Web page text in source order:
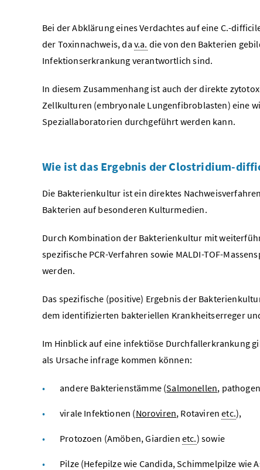
Bei der Abklärung eines Verdachtes auf eine C.-
der Toxinnachweis, da v.a. die von den Bakterien
Infektionserkrankung verantwortlich sind.
In diesem Zusammenhang ist auch der direkte
Zellkulturen (embryonale Lungenfibroblasten) eine
Speziallaboratorien durchgeführt werden kann.
Wie ist das Ergebnis der Clostridium-
Die Bakterienkultur ist ein direktes
Bakterien auf besonderen Kulturmedien.
Durch Kombination der Bakterienkultur mit
spezifische PCR-Verfahren sowie MALDI-TOF-
werden.
Das spezifische (positive) Ergebnis der
dem identifizierten bakteriellen Krankheitserreger
Im Hinblick auf eine infektiöse Durchfallerkrankung
als Ursache infrage kommen können:
andere Bakterienstämme (Salmonellen,
virale Infektionen (Noroviren, Rotavirenetc.),
Protozoen (Amöben, Giardien etc.) sowie
Pilze (Hefepilze wie Candida, Schimmelpilze wie